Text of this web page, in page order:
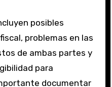
posibles
problemas en las
de ambas partes y
para
documentar